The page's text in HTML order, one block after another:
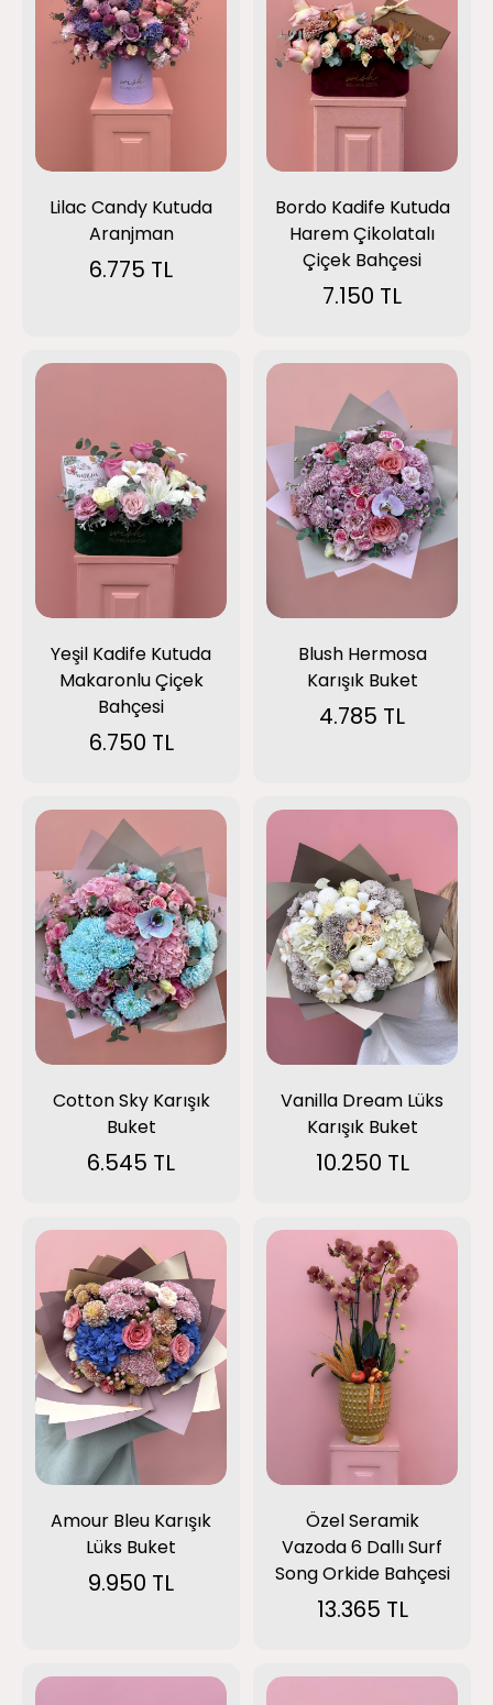
Lilac Candy Kutuda
Aranjman
6.775 TL
Bordo Kadife Kutuda
Harem Çikolatalı
Çiçek Bahçesi
7.150 TL
Yeşil Kadife Kutuda
Makaronlu Çiçek
Bahçesi
6.750 TL
Blush Hermosa
Karışık Buket
4.785 TL
Cotton Sky Karışık
Buket
6.545 TL
Vanilla Dream Lüks
Karışık Buket
10.250 TL
Amour Bleu Karışık
Lüks Buket
9.950 TL
Özel Seramik
Vazoda 6 Dallı Surf
Song Orkide Bahçesi
13.365 TL